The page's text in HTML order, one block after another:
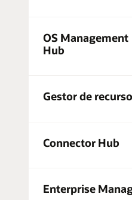
OS Management
Hub
Gestor de
Connector Hub
Enterprise